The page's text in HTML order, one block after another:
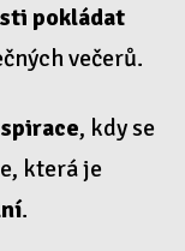
pokládat
večerů.
, kdy se
která je
.